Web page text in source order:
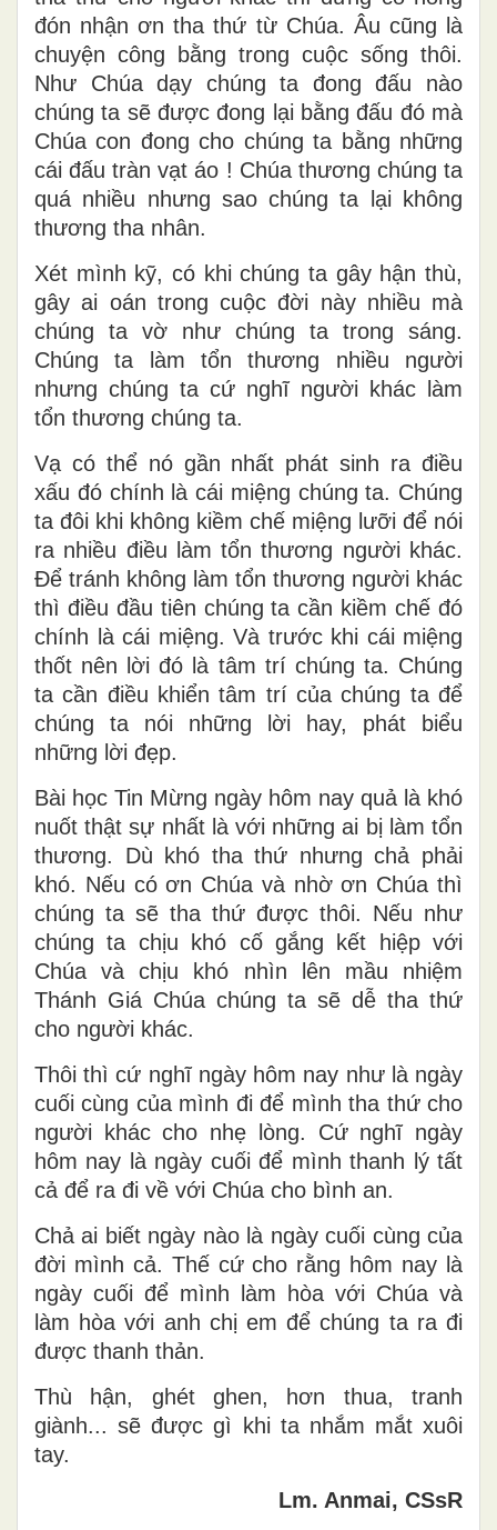
đón nhận ơn tha thứ từ Chúa. Âu cũng là
chuyện công bằng trong cuộc sống thôi.
Như Chúa dạy chúng ta đong đấu nào
chúng ta sẽ được đong lại bằng đấu đó mà
Chúa con đong cho chúng ta bằng những
cái đấu tràn vạt áo ! Chúa thương chúng ta
quá nhiều nhưng sao chúng ta lại không
thương tha nhân.
Xét mình kỹ, có khi chúng ta gây hận thù,
gây ai oán trong cuộc đời này nhiều mà
chúng ta vờ như chúng ta trong sáng.
Chúng ta làm tổn thương nhiều người
nhưng chúng ta cứ nghĩ người khác làm
tổn thương chúng ta.
Vạ có thể nó gần nhất phát sinh ra điều
xấu đó chính là cái miệng chúng ta. Chúng
ta đôi khi không kiềm chế miệng lưỡi để nói
ra nhiều điều làm tổn thương người khác.
Để tránh không làm tổn thương người khác
thì điều đầu tiên chúng ta cần kiềm chế đó
chính là cái miệng. Và trước khi cái miệng
thốt nên lời đó là tâm trí chúng ta. Chúng
ta cần điều khiển tâm trí của chúng ta để
chúng ta nói những lời hay, phát biểu
những lời đẹp.
Bài học Tin Mừng ngày hôm nay quả là khó
nuốt thật sự nhất là với những ai bị làm tổn
thương. Dù khó tha thứ nhưng chả phải
khó. Nếu có ơn Chúa và nhờ ơn Chúa thì
chúng ta sẽ tha thứ được thôi. Nếu như
chúng ta chịu khó cố gắng kết hiệp với
Chúa và chịu khó nhìn lên mầu nhiệm
Thánh Giá Chúa chúng ta sẽ dễ tha thứ
cho người khác.
Thôi thì cứ nghĩ ngày hôm nay như là ngày
cuối cùng của mình đi để mình tha thứ cho
người khác cho nhẹ lòng. Cứ nghĩ ngày
hôm nay là ngày cuối để mình thanh lý tất
cả để ra đi về với Chúa cho bình an.
Chả ai biết ngày nào là ngày cuối cùng của
đời mình cả. Thế cứ cho rằng hôm nay là
ngày cuối để mình làm hòa với Chúa và
làm hòa với anh chị em để chúng ta ra đi
được thanh thản.
Thù hận, ghét ghen, hơn thua, tranh
giành... sẽ được gì khi ta nhắm mắt xuôi
tay.
Lm. Anmai, CSsR